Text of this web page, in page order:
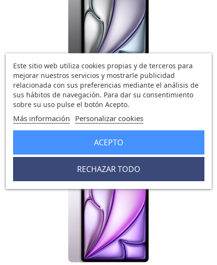
IPad Air 13 WiFi Cellular...
1.392,14 €1.183,17 €
0 opinión
-208,97 €
Este sitio web utiliza cookies propias y de terceros para
mejorar nuestros servicios y mostrarle publicidad
relacionada con sus preferencias mediante el análisis de
sus hábitos de navegación. Para dar su consentimiento
sobre su uso pulse el botón Acepto.
Más información Personalizar cookies
RECHAZAR TODO
ACEPTO